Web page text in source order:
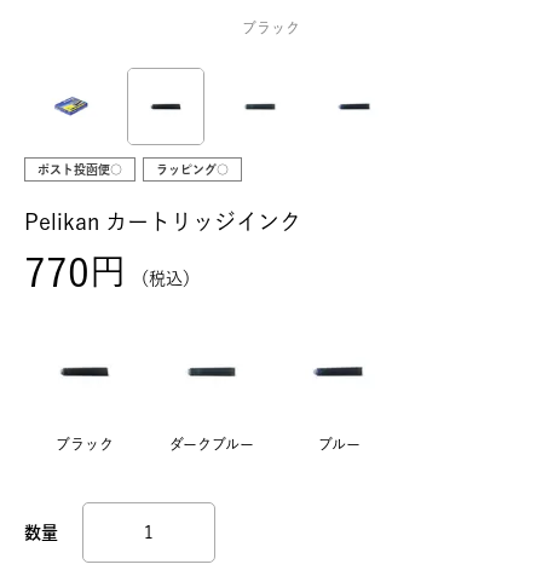
ブラック
ポスト投函便○ ラッピング○
Pelikan カートリッジインク
770 税込
ブラック ダークブルー ブルー